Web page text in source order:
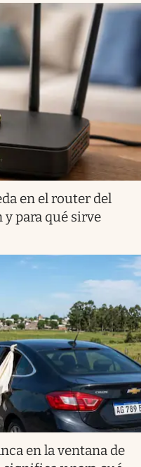
en el router del
para qué sirve
en la ventana de